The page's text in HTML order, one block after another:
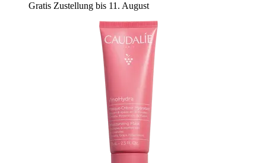
Gratis Zustellung bis 11. August